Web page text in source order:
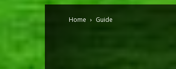
Home Guide